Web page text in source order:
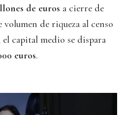
de euros a cierre de
volumen de riqueza al censo
el capital medio se dispara
euros.